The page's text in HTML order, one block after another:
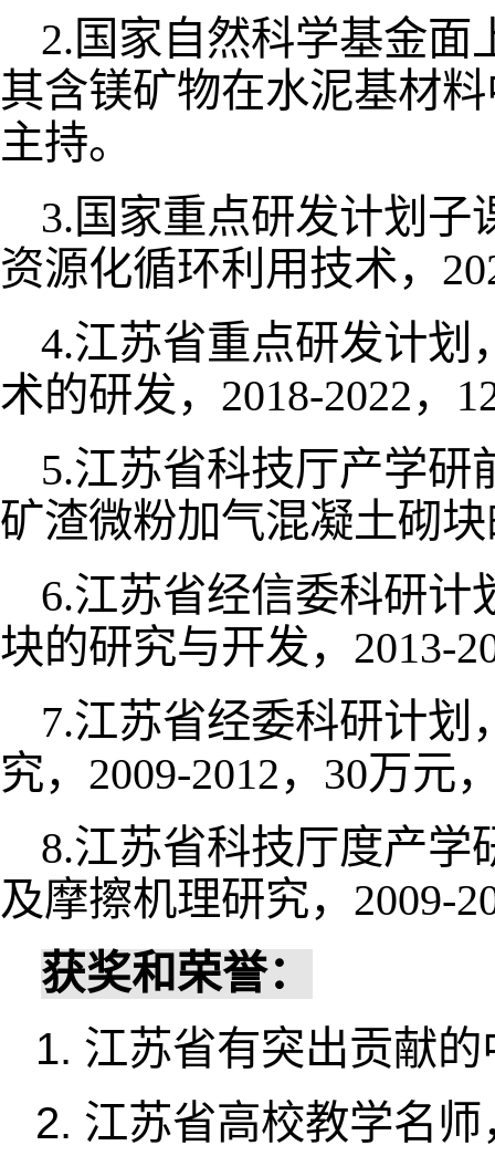
2. 国家自然科学基金
其含镁矿物在水泥基材
主持。
3. 国家重点研发计划
资源化循环利用技术，
4.江苏省重点研发计划
术的研发， 2018-2022 ，
5.江苏省科技厅产学研
矿渣微粉加气混凝土砌
6.江苏省经信委科研计
块的研究与开发， 2013-
7.江苏省经委科研计划
究， 2009-2012 ， 30万元
8.江苏省科技厅度产学
及摩擦机理研究， 2009-
获奖和荣誉：
1. 江苏省有突出贡献
2. 江苏省高校教学名